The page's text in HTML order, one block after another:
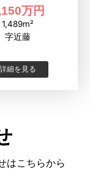
万円
1,489m²
字近藤
詳細を見る
はこちらから